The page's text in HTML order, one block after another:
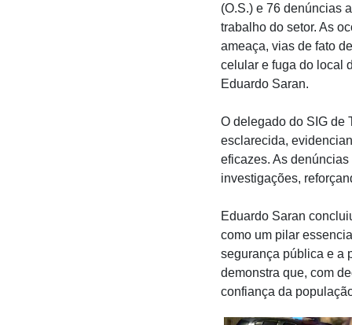
(O.S.) e 76 denúncias
trabalho do setor. As
ameaça, vias de fato
celular e fuga do local
Eduardo Saran.
O delegado do SIG de
esclarecida,
eficazes. As
investigações,
Eduardo Saran
como um pilar
segurança pública e a
demonstra que, com
confiança da